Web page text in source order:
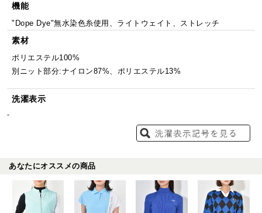
機能
"Dope Dye"無水染色糸使用、ライトウェイト、ストレッチ
素材
ポリエステル100%
別ニット部分:ナイロン87%、ポリエステル13%
洗濯表示
-
あなたにオススメの商品